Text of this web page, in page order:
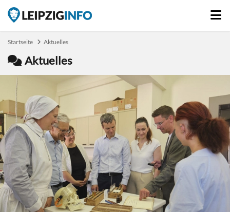
Startseite Aktuelles
Aktuelles